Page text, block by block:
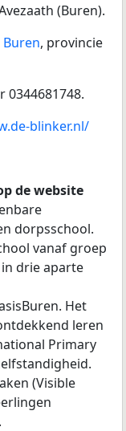
(Buren).
Buren, provincie
blinker.nl/
de website
dorpsschool.
vanaf groep
drie aparte
Het
leren
Primary
(Visible